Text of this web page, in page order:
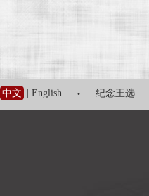
中文 English · 纪念王选